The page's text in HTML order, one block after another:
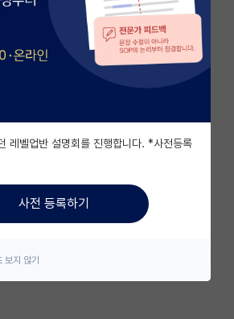
랩)
후기 게시판
판
시판
1학기를 마친 대학원생입니다.
님께서 박사과정 중인 분(A씨라고 부르겠습니
잘 안 되는 것 같았는지 저에게 써보라고 하시
레벨업반 설명회를 진행합니다. *사전등록
사전 등록하기
보지 않기